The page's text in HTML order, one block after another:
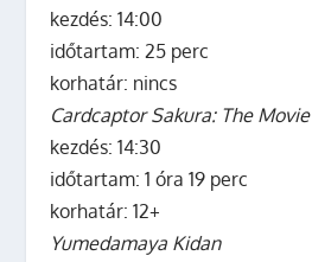
kezdés: 14:00
időtartam: 25 perc
korhatár: nincs
Cardcaptor Sakura: The Movie
kezdés: 14:30
időtartam: 1 óra 19 perc
korhatár: 12+
Yumedamaya Kidan